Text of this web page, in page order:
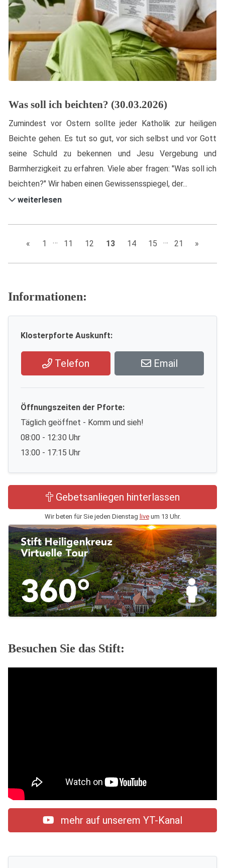
Was soll ich beichten? (30.03.2026)
Zumindest vor Ostern sollte jeder Katholik zur heiligen
Beichte gehen. Es tut so gut, vor sich selbst und vor Gott
seine Schuld zu bekennen und Jesu Vergebung und
Barmherzigkeit zu erfahren. Viele aber fragen: "Was soll ich
beichten?" Wir haben einen Gewissensspiegel, der...
weiterlesen
« 1 … 11 12 13 14 15 … 21 »
Informationen:
Klosterpforte Auskunft:
Telefon Email
Öffnungszeiten der Pforte:
Täglich geöffnet - Komm und sieh!
08:00 - 12:30 Uhr
13:00 - 17:15 Uhr
Gebetsanliegen hinterlassen
Wir beten für Sie jeden Dienstag liveum 13 Uhr.
Besuchen Sie das Stift:
mehr auf unserem YT-Kanal